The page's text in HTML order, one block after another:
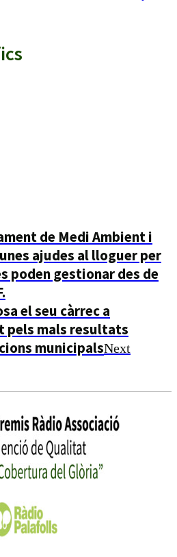
de Medi Ambient i
ajudes al lloguer per
poden gestionar des de
el seu càrrec a
pels mals resultats
municipalsNext